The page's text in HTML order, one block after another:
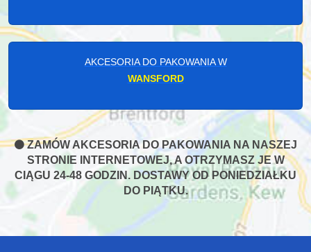
AKCESORIA DO PAKOWANIA W
WANSFORD
ZAMÓW AKCESORIA DO PAKOWANIA NA NASZEJ
STRONIE INTERNETOWEJ, A OTRZYMASZ JE W
CIĄGU 24-48 GODZIN. DOSTAWY OD PONIEDZIAŁKU
DO PIĄTKU.